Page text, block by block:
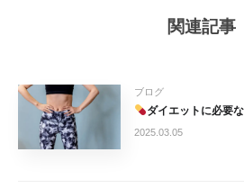
関連記事
ブログ
ダイエットに必要
2025.03.05